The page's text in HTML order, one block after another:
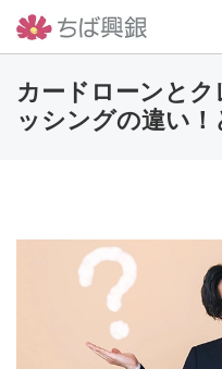
カードローンと
ッシングの違い